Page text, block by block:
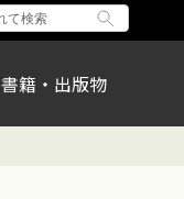
書籍・出版物